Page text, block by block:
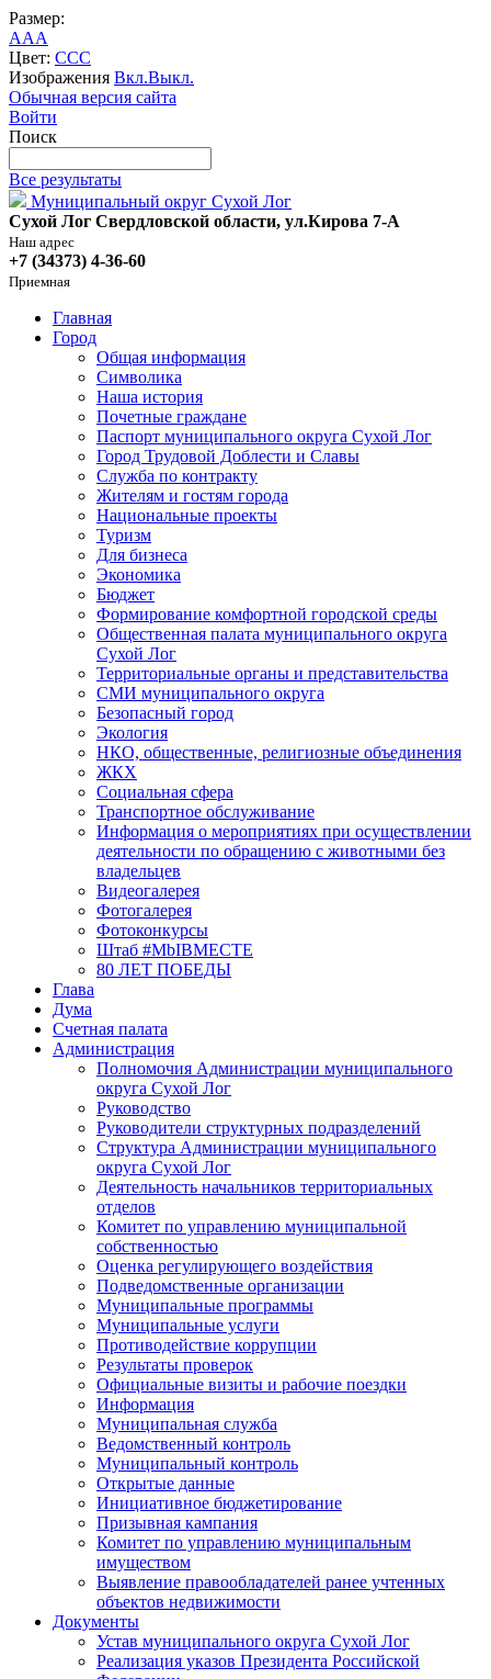
Размер:
AAA
Цвет: CCC
Изображения Вкл.Выкл.
Обычная версия сайта
Войти
Поиск
Все результаты
Муниципальный округ Сухой Лог
Сухой Лог Свердловской области, ул.Кирова 7-А
Наш адрес
+7 (34373) 4-36-60
Приемная
Главная
Город
Общая информация
Символика
Наша история
Почетные граждане
Паспорт муниципального округа Сухой Лог
Город Трудовой Доблести и Славы
Служба по контракту
Жителям и гостям города
Национальные проекты
Туризм
Для бизнеса
Экономика
Бюджет
Формирование комфортной городской среды
Общественная палата муниципального округа
Сухой Лог
Территориальные органы и представительства
СМИ муниципального округа
Безопасный город
Экология
НКО, общественные, религиозные объединения
ЖКХ
Социальная сфера
Транспортное обслуживание
Информация о мероприятиях при осуществлении
деятельности по обращению с животными без
владельцев
Видеогалерея
Фотогалерея
Фотоконкурсы
Штаб #MbIBMECTE
80 ЛЕТ ПОБЕДЫ
Глава
Дума
Счетная палата
Администрация
Полномочия Администрации муниципального
округа Сухой Лог
Руководство
Руководители структурных подразделений
Структура Администрации муниципального
округа Сухой Лог
Деятельность начальников территориальных
отделов
Комитет по управлению муниципальной
собственностью
Оценка регулирующего воздействия
Подведомственные организации
Муниципальные программы
Муниципальные услуги
Противодействие коррупции
Результаты проверок
Официальные визиты и рабочие поездки
Информация
Муниципальная служба
Ведомственный контроль
Муниципальный контроль
Открытые данные
Инициативное бюджетирование
Призывная кампания
Комитет по управлению муниципальным
имуществом
Выявление правообладателей ранее учтенных
объектов недвижимости
Документы
Устав муниципального округа Сухой Лог
Реализация указов Президента Российской